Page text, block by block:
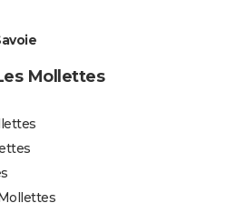
Mollettes